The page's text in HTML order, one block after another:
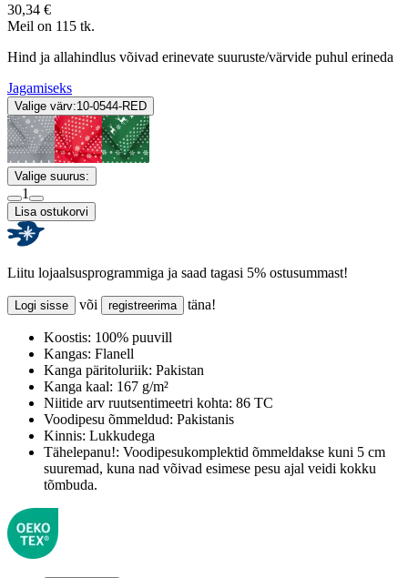
30,34 €
Meil on 115 tk.
Hind ja allahindlus võivad erinevate suuruste/värvide puhul erineda
Jagamiseks
Valige värv:10-0544-RED
Valige suurus:
1
Lisa ostukorvi
Liitu lojaalsusprogrammiga ja saad tagasi 5% ostusummast!
Logi sisse või registreerima täna!
Koostis: 100% puuvill
Kangas: Flanell
Kanga päritoluriik: Pakistan
Kanga kaal: 167 g/m²
Niitide arv ruutsentimeetri kohta: 86 TC
Voodipesu õmmeldud: Pakistanis
Kinnis: Lukkudega
Tähelepanu!: Voodipesukomplektid õmmeldakse kuni 5 cm
suuremad, kuna nad võivad esimese pesu ajal veidi kokku
tõmbuda.